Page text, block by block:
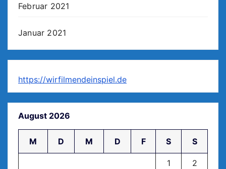
Februar 2021
Januar 2021
https://wirfilmendeinspiel.de
August 2026
M D M D F S S
1
2